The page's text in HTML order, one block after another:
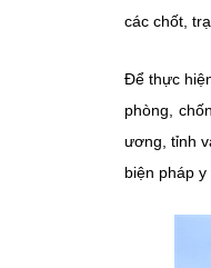
các chốt,
Để thực
phòng,
ương, tỉnh
biện pháp